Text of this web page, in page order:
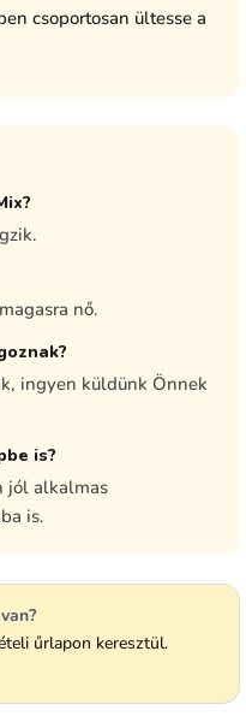
csoportosan ültesse a
nő.
ingyen küldünk Önnek
is?
jól alkalmas
is.
űrlapon keresztül.